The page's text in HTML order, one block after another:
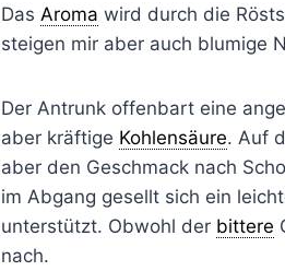
Das Aroma wird durch die
steigen mir aber auch blumige
Der Antrunk offenbart eine
aber kräftige Kohlensäure. Auf
aber den Geschmack nach
im Abgang gesellt sich ein
unterstützt. Obwohl der bittere
nach.